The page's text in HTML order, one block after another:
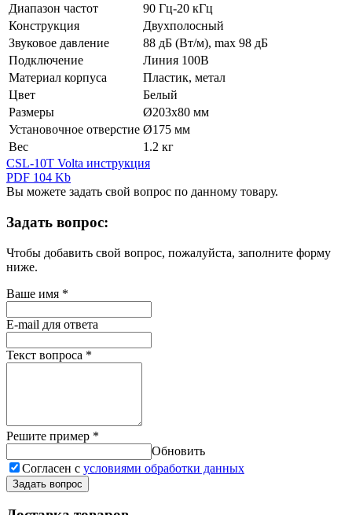
Диапазон частот
90 Гц-20 кГц
Конструкция
Двухполосный
Звуковое давление
88 дБ (Вт/м), max 98 дБ
Подключение
Линия 100В
Материал корпуса
Пластик, метал
Цвет
Белый
Размеры
Ø203х80 мм
Установочное отверстие Ø175 мм
Вес
1.2 кг
CSL-10T Volta инструкция
PDF 104 Kb
Вы можете задать свой вопрос по данному товару.
Задать вопрос:
Чтобы добавить свой вопрос, пожалуйста, заполните форму
ниже.
Ваше имя *
E-mail для ответа
Текст вопроса *
Решите пример *
Обновить
Согласен с условиями обработки данных
Задать вопрос